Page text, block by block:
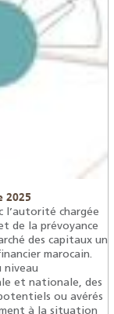
2025
l’autorité chargée
de la prévoyance
des capitaux un
marocain.
niveau
et nationale, des
ou avérés
à la situation